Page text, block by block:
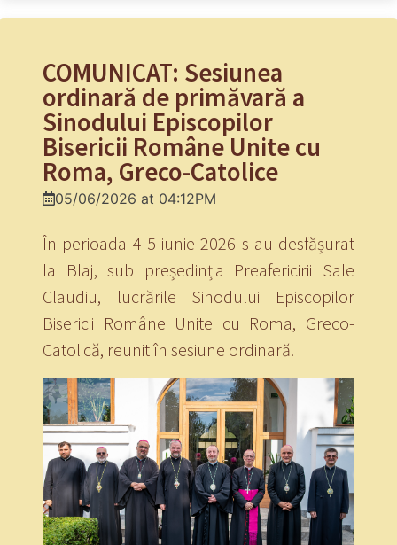
COMUNICAT: Sesiunea
ordinară de primăvară a
Sinodului Episcopilor
Bisericii Române Unite cu
Roma, Greco-Catolice
05/06/2026 at 04:12PM
În perioada 4-5 iunie 2026 s-au desfășurat
la Blaj, sub președinția Preafericirii Sale
Claudiu, lucrările Sinodului Episcopilor
Bisericii Române Unite cu Roma, Greco-
Catolică, reunit în sesiune ordinară.